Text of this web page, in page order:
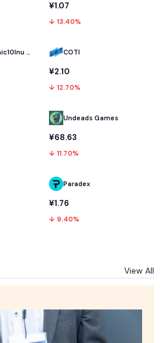
HarryPotterObamaSonic10Inu (ETH)
¥1.07
↓ 13.40%
COTI
¥2.10
↓ 12.70%
Undeads Games
¥68.63
↓ 11.70%
Paradex
¥1.76
↓ 9.40%
View All